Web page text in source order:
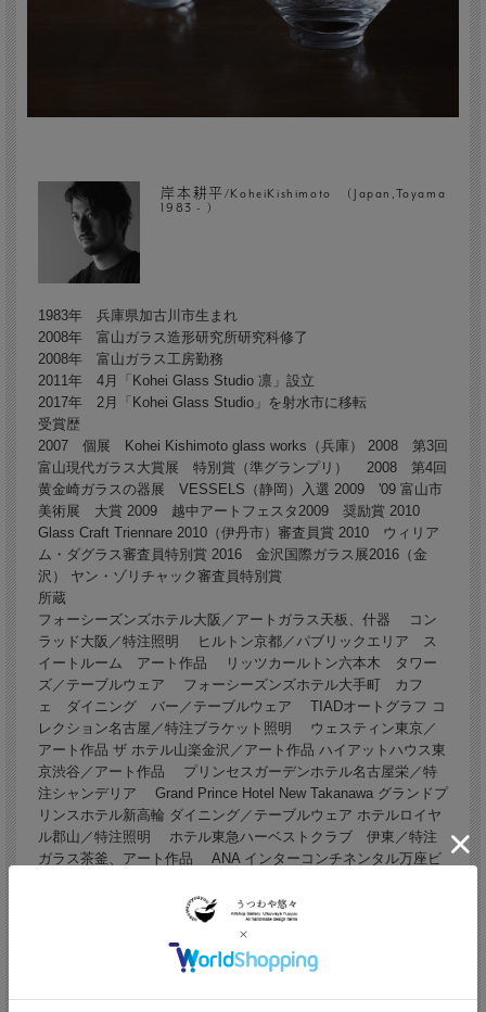
岸本耕平/KoheiKishimoto (Japan,Toyama
1983 - )
1983年 兵庫県加古川市生まれ
2008年 富山ガラス造形研究所研究科修了
2008年 富山ガラス工房勤務
2011年 4月「Kohei Glass Studio 凛」設立
2017年 2月「Kohei Glass Studio」を射水市に移転
受賞歴
2007 個展 Kohei Kishimoto glass works（兵庫） 2008 第3回
富山現代ガラス大賞展 特別賞（準グランプリ） 2008 第4回
黄金崎ガラスの器展 VESSELS（静岡）入選 2009 '09 富山市
美術展 大賞 2009 越中アートフェスタ2009 奨励賞 2010
Glass Craft Triennare 2010（伊丹市）審査員賞 2010 ウィリア
ム・ダグラス審査員特別賞 2016 金沢国際ガラス展2016（金
沢） ヤン・ゾリチャック審査員特別賞
所蔵
フォーシーズンズホテル大阪／アートガラス天板、什器 コン
ラッド大阪／特注照明 ヒルトン京都／パブリックエリア ス
イートルーム アート作品 リッツカールトン六本木 タワー
ズ／テーブルウェア フォーシーズンズホテル大手町 カフ
ェ ダイニング バー／テーブルウェア TIADオートグラフ コ
レクション名古屋／特注ブラケット照明 ウェスティン東京／
アート作品 ザ ホテル山楽金沢／アート作品 ハイアットハウス東
京渋谷／アート作品 プリンセスガーデンホテル名古屋栄／特
注シャンデリア Grand Prince Hotel New Takanawa グランドプ
リンスホテル新高輪 ダイニング／テーブルウェア ホテルロイヤ
ル郡山／特注照明 ホテル東急ハーベストクラブ 伊東／特注
ガラス茶釜、アート作品 ANA インターコンチネンタル万座ビ
／特注照明、テーブルウェア CREVIA ギャラリーCREVIA有楽
町イトシア クラブラウンジ／特注照明 シンワメディカルリ
ゾート宮古島／特注照明 赤坂氷川坂パークマンション／壁
面アート作品、アート作品、デザイン建具 ザ ファインタワ